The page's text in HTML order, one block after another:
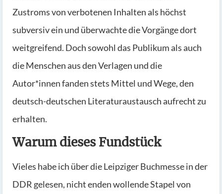
Zustroms von verbotenen Inhalten als höchst
subversiv ein und überwachte die Vorgänge dort
weitgreifend. Doch sowohl das Publikum als auch
die Menschen aus den Verlagen und die
Autor*innen fanden stets Mittel und Wege, den
deutsch-deutschen Literaturaustausch aufrecht zu
erhalten.
Warum dieses Fundstück
Vieles habe ich über die Leipziger Buchmesse in der
DDR gelesen, nicht enden wollende Stapel von